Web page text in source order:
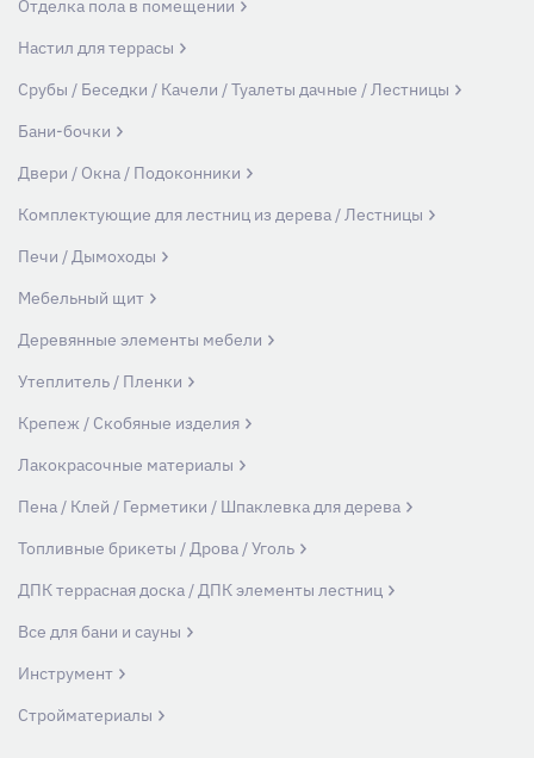
Отделка пола в помещении
Настил для террасы
Срубы / Беседки / Качели / Туалеты дачные / Лестницы
Бани-бочки
Двери / Окна / Подоконники
Комплектующие для лестниц из дерева / Лестницы
Печи / Дымоходы
Мебельный щит
Деревянные элементы мебели
Утеплитель / Пленки
Крепеж / Скобяные изделия
Лакокрасочные материалы
Пена / Клей / Герметики / Шпаклевка для дерева
Топливные брикеты / Дрова / Уголь
ДПК террасная доска / ДПК элементы лестниц
Все для бани и сауны
Инструмент
Стройматериалы